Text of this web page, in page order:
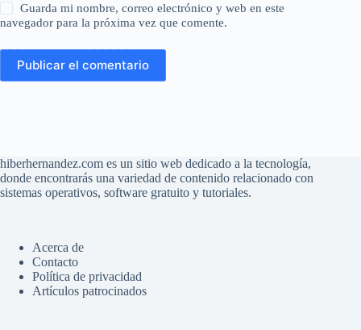
Guarda mi nombre, correo electrónico y web en este
navegador para la próxima vez que comente.
Publicar el comentario
hiberhernandez.com es un sitio web dedicado a la tecnología,
donde encontrarás una variedad de contenido relacionado con
sistemas operativos, software gratuito y tutoriales.
Acerca de
Contacto
Política de privacidad
Artículos patrocinados